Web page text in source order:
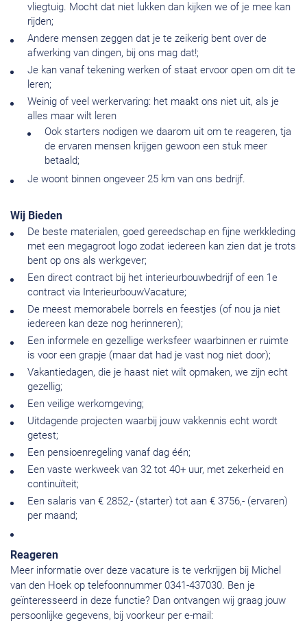
vliegtuig. Mocht dat niet lukken dan kijken we of je mee kan
rijden;
Andere mensen zeggen dat je te zeikerig bent over de
afwerking van dingen, bij ons mag dat!;
Je kan vanaf tekening werken of staat ervoor open om dit te
leren;
Weinig of veel werkervaring: het maakt ons niet uit, als je
alles maar wilt leren
Ook starters nodigen we daarom uit om te reageren, tja
de ervaren mensen krijgen gewoon een stuk meer
betaald;
Je woont binnen ongeveer 25 km van ons bedrijf.
Wij Bieden
De beste materialen, goed gereedschap en fijne werkkleding
met een megagroot logo zodat iedereen kan zien dat je trots
bent op ons als werkgever;
Een direct contract bij het interieurbouwbedrijf of een 1e
contract via InterieurbouwVacature;
De meest memorabele borrels en feestjes (of nou ja niet
iedereen kan deze nog herinneren);
Een informele en gezellige werksfeer waarbinnen er ruimte
is voor een grapje (maar dat had je vast nog niet door);
Vakantiedagen, die je haast niet wilt opmaken, we zijn echt
gezellig;
Een veilige werkomgeving;
Uitdagende projecten waarbij jouw vakkennis echt wordt
getest;
Een pensioenregeling vanaf dag één;
Een vaste werkweek van 32 tot 40+ uur, met zekerheid en
continuïteit;
Een salaris van € 2852,- (starter) tot aan € 3756,- (ervaren)
per maand;
Reageren
Meer informatie over deze vacature is te verkrijgen bij Michel
van den Hoek op telefoonnummer 0341-437030. Ben je
geïnteresseerd in deze functie? Dan ontvangen wij graag jouw
persoonlijke gegevens, bij voorkeur per e-mail: